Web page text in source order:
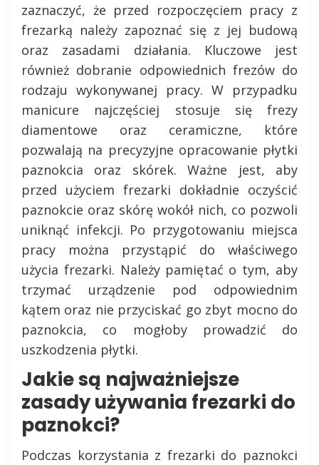
zaznaczyć, że przed rozpoczęciem pracy z
frezarką należy zapoznać się z jej budową
oraz zasadami działania. Kluczowe jest
również dobranie odpowiednich frezów do
rodzaju wykonywanej pracy. W przypadku
manicure najczęściej stosuje się frezy
diamentowe oraz ceramiczne, które
pozwalają na precyzyjne opracowanie płytki
paznokcia oraz skórek. Ważne jest, aby
przed użyciem frezarki dokładnie oczyścić
paznokcie oraz skórę wokół nich, co pozwoli
uniknąć infekcji. Po przygotowaniu miejsca
pracy można przystąpić do właściwego
użycia frezarki. Należy pamiętać o tym, aby
trzymać urządzenie pod odpowiednim
kątem oraz nie przyciskać go zbyt mocno do
paznokcia, co mogłoby prowadzić do
uszkodzenia płytki.
Jakie są najważniejsze
zasady używania frezarki do
paznokci?
Podczas korzystania z frezarki do paznokci